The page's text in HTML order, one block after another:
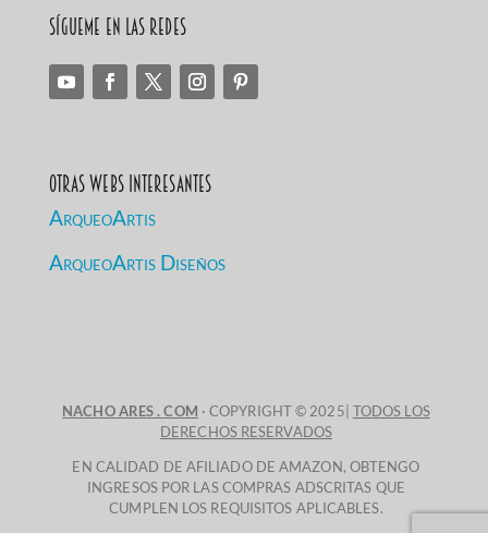
Sígueme en las redes
Otras Webs Interesantes
ArqueoArtis
ArqueoArtis Diseños
NACHO ARES . COM · COPYRIGHT © 2025| TODOS LOS
DERECHOS RESERVADOS
EN CALIDAD DE AFILIADO DE AMAZON, OBTENGO
INGRESOS POR LAS COMPRAS ADSCRITAS QUE
CUMPLEN LOS REQUISITOS APLICABLES.